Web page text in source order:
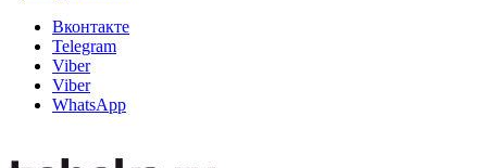
Вконтакте
Telegram
Viber
Viber
WhatsApp